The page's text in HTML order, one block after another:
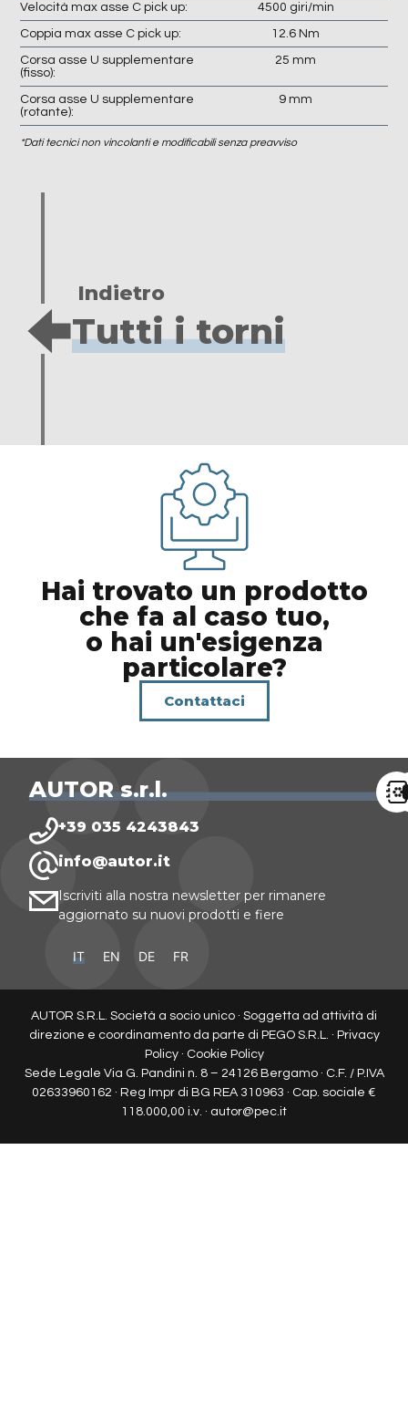
Velocità max asse C pick up: 4500 giri/min
Coppia max asse C pick up: 12.6 Nm
Corsa asse U supplementare
(fisso):
25 mm
Corsa asse U supplementare
(rotante):
9 mm
*Dati tecnici non vincolanti e modificabili senza preavviso
Indietro
Tutti i torni
Hai trovato un prodotto
che fa al caso tuo,
o hai un'esigenza
particolare?
Contattaci
AUTOR s.r.l.
+39 035 4243843
info@autor.it
Iscriviti alla nostra newsletter per rimanere
aggiornato su nuovi prodotti e fiere
IT EN DE FR
AUTOR S.R.L. Società a socio unico · Soggetta ad attività di
direzione e coordinamento da parte di PEGO S.R.L. · Privacy
Policy· Cookie Policy
Sede Legale Via G. Pandini n. 8 – 24126 Bergamo · C.F. / P.IVA
02633960162 · Reg Impr di BG REA 310963 · Cap. sociale €
118.000,00 i.v. · autor@pec.it